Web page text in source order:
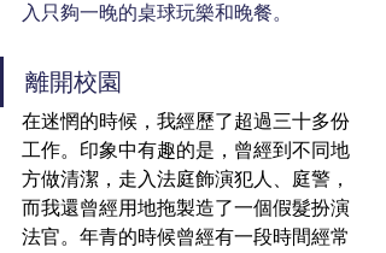
入只夠一晚的桌球玩樂和晚餐。
離開校園
在迷惘的時候，我經歷了超過三十多份
工作。印象中有趣的是，曾經到不同地
方做清潔，走入法庭飾演犯人、庭警，
而我還曾經用地拖製造了一個假髮扮演
法官。年青的時候曾經有一段時間經常